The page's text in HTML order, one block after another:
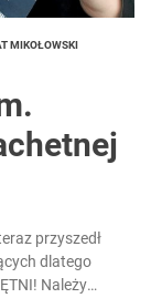
MIKOŁOWSKI
przyszedł
dlatego
Należy